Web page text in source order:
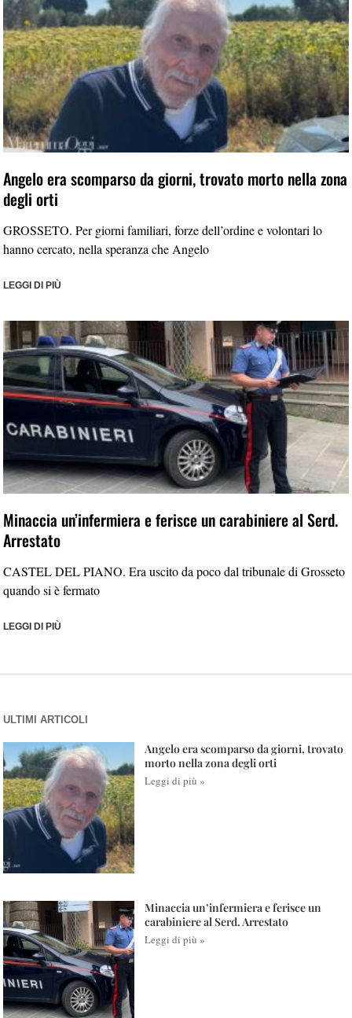
Angelo era scomparso da giorni, trovato morto nella zona
degli orti
GROSSETO. Per giorni familiari, forze dell’ordine e volontari lo
hanno cercato, nella speranza che Angelo
LEGGI DI PIÙ
Minaccia un’infermiera e ferisce un carabiniere al Serd.
Arrestato
CASTEL DEL PIANO. Era uscito da poco dal tribunale di Grosseto
quando si è fermato
LEGGI DI PIÙ
ULTIMI ARTICOLI
Angelo era scomparso da giorni, trovato
morto nella zona degli orti
Leggi di più »
Minaccia un’infermiera e ferisce un
carabiniere al Serd. Arrestato
Leggi di più »